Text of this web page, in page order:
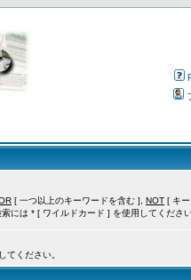
[ 一つ以上のキーワードを含む ], NOT [ キ
には * [ ワイルドカード ] を使用してくださ
てください。